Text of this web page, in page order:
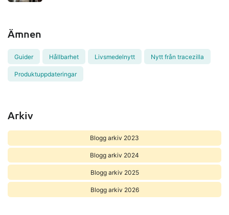
Ämnen
Guider Hållbarhet Livsmedelnytt Nytt från tracezilla
Produktuppdateringar
Arkiv
Blogg arkiv 2023
Blogg arkiv 2024
Blogg arkiv 2025
Blogg arkiv 2026